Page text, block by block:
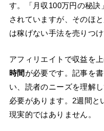
す。「月収100万円の秘
されていますが、そのほ
は稼げない手法を売りつ
アフィリエイトで収益を
時間 が必要です。記事を
い、読者のニーズを理解
必要があります。2週間と
現実的ではありません。